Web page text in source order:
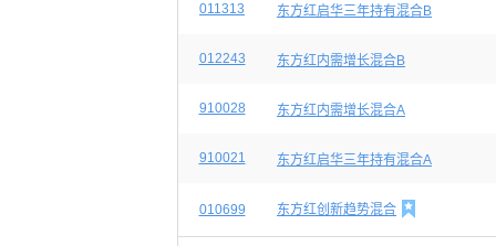
011313 东方红启华三年持有混合B
012243 东方红内需增长混合B
910028 东方红内需增长混合A
910021 东方红启华三年持有混合A
010699 东方红创新趋势混合 